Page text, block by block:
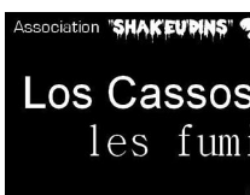
évènement